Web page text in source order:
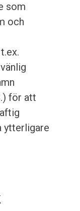
som
och
för att
ytterligare